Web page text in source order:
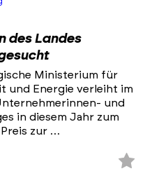
des Landes
Ministerium für
und Energie verleiht im
und
in diesem Jahr zum
zur …